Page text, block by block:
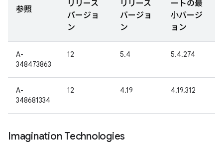
参照
リリース
バージョ
ン
リリース
バージョ
ン
ートの最
小バージ
ョン
A-
348473863
12 5.4 5.4.274
A-
348681334
12 4.19 4.19.312
Imagination Technologies